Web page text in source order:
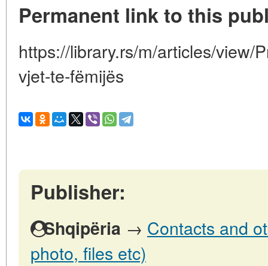
Permanent link to this
https://library.rs/m/articles/view/
vjet-te-fëmijës
Publisher:
Shqipëria → Contacts and
photo, files etc)